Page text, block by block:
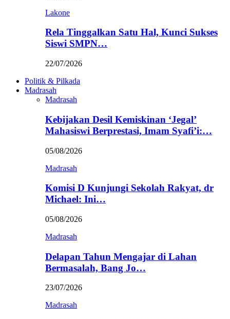
Lakone
Rela Tinggalkan Satu Hal, Kunci Sukses
Siswi SMPN…
22/07/2026
Politik & Pilkada
Madrasah
Madrasah
Kebijakan Desil Kemiskinan ‘Jegal’
Mahasiswi Berprestasi, Imam Syafi’i:…
05/08/2026
Madrasah
Komisi D Kunjungi Sekolah Rakyat, dr
Michael: Ini…
05/08/2026
Madrasah
Delapan Tahun Mengajar di Lahan
Bermasalah, Bang Jo…
23/07/2026
Madrasah